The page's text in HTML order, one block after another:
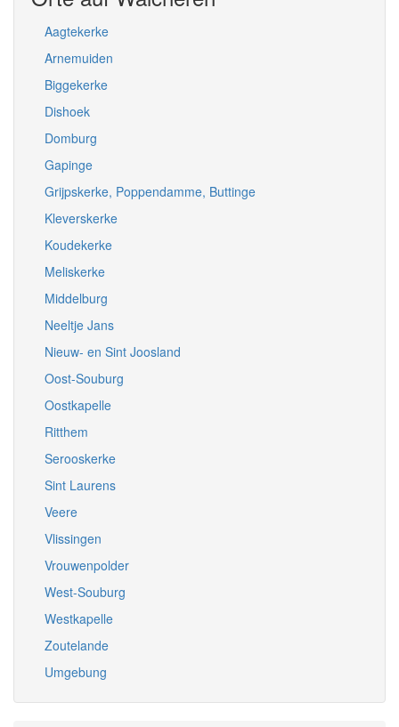
Aagtekerke
Arnemuiden
Biggekerke
Dishoek
Domburg
Gapinge
Grijpskerke, Poppendamme, Buttinge
Kleverskerke
Koudekerke
Meliskerke
Middelburg
Neeltje Jans
Nieuw- en Sint Joosland
Oost-Souburg
Oostkapelle
Ritthem
Serooskerke
Sint Laurens
Veere
Vlissingen
Vrouwenpolder
West-Souburg
Westkapelle
Zoutelande
Umgebung